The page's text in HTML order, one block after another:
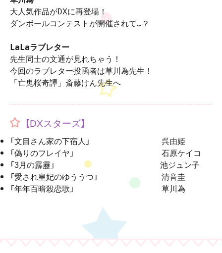
大人気作品がDXに再登場！
ダンボールコンテストが開催されて…？
先生同士の文通が見れちゃう！
今回のラブレター投函者は草川為先生！
「亡鬼桜奇譚」斎藤けん先生へ
【DXスターズ】
「文目さん家の下宿人」 呉由姫
「偽りのフレイヤ」 石原ケイコ
「3月の霹靂」 池ジュン子
「愛され皇妃のゆううつ」 清音圭
「年年百暗殺恋歌」 草川為